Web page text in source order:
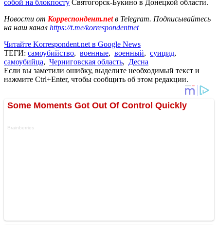
собой на блокпосту Святогорск-Букино в Донецкой области.
Новости от Корреспондент.netв Telegram. Подписывайтесь
на наш канал https://t.me/korrespondentnet
Читайте Korrespondent.net в Google News
ТЕГИ: самоубийство, военные, военный, суицид,
самоубийца, Черниговская область, Десна
Если вы заметили ошибку, выделите необходимый текст и
нажмите Ctrl+Enter, чтобы сообщить об этом редакции.